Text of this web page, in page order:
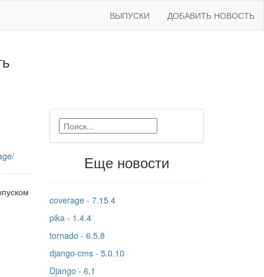
ВЫПУСКИ ДОБАВИТЬ НОВОСТЬ
Еще новости
coverage - 7.15.4
pika - 1.4.4
tornado - 6.5.8
django-cms - 5.0.10
Django - 6.1